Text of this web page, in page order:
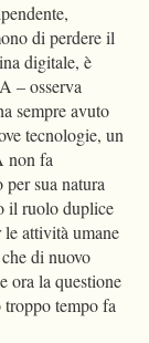
di perdere il
digitale, è
– osserva
sempre avuto
tecnologie, un
non fa
sua natura
il ruolo duplice
attività umane
di nuovo
ora la questione
tempo fa